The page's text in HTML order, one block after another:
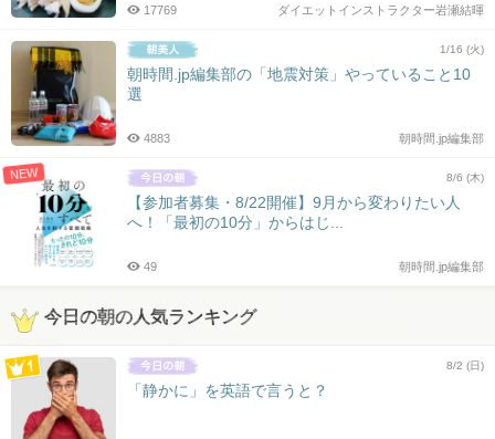
ダイエットインストラクター岩瀬結暉
17769
1/16 (火)
朝時間.jp編集部の「地震対策」やっていること10
選
朝時間.jp編集部
4883
NEW 8/6 (木)
【参加者募集・8/22開催】9月から変わりたい人
へ！「最初の10分」からはじ...
朝時間.jp編集部
49
今日の朝の人気ランキング
8/2 (日)
「静かに」を英語で言うと？